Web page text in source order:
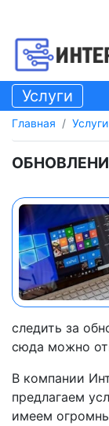
Услуги
Главная Услуги
следить за
сюда можно
В компании
предлагаем
имеем